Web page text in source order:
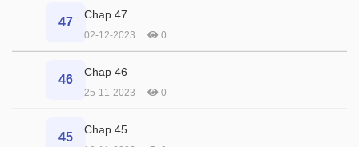
47
Chap 47
02-12-2023 0
46
Chap 46
25-11-2023 0
45
Chap 45